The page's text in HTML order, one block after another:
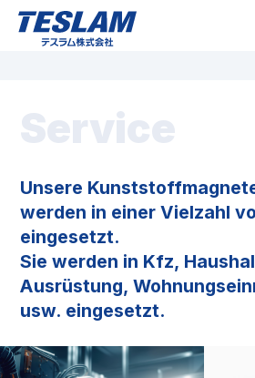
Service
Unsere
werden in einer Vielzahl
eingesetzt.
Sie werden in Kfz,
Ausrüstung,
usw. eingesetzt.